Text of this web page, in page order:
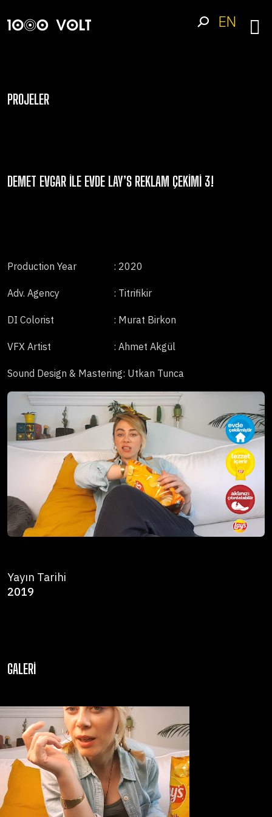
EN
PROJELER
DEMET EVGAR ILE EVDE LAY’S REKLAM ÇEKIMI 3!
Production Year : 2020
Adv. Agency : Titrifikir
DI Colorist : Murat Birkon
VFX Artist : Ahmet Akgül
Sound Design & Mastering: Utkan Tunca
Yayın Tarihi
2019
GALERI